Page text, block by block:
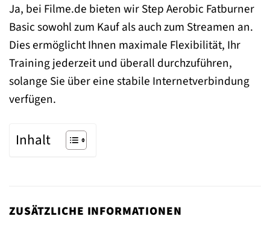
Ja, bei Filme.de bieten wir Step Aerobic Fatburner
Basic sowohl zum Kauf als auch zum Streamen an.
Dies ermöglicht Ihnen maximale Flexibilität, Ihr
Training jederzeit und überall durchzuführen,
solange Sie über eine stabile Internetverbindung
verfügen.
Inhalt
ZUSÄTZLICHE INFORMATIONEN